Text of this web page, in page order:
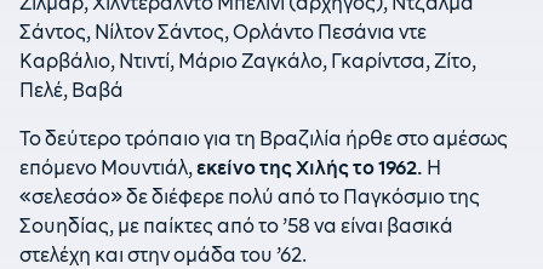
Σάντος, Νίλτον Σάντος, Ορλάντο Πεσάνια ντε
Καρβάλιο, Ντιντί, Μάριο Ζαγκάλο, Γκαρίντσα, Ζίτο,
Πελέ, Βαβά
Το δεύτερο τρόπαιο για τη Βραζιλία ήρθε στο αμέσως
επόμενο Μουντιάλ,εκείνο της Χιλής το 1962. Η
«σελεσάο» δε διέφερε πολύ από το Παγκόσμιο της
Σουηδίας, με παίκτες από το ’58 να είναι βασικά
στελέχη και στην ομάδα του ’62.